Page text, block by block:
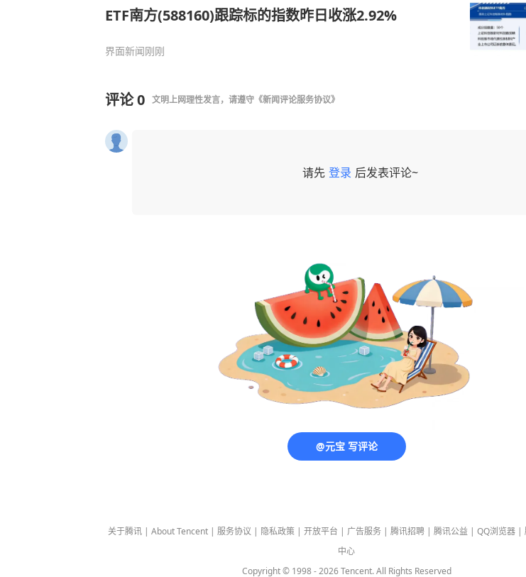
ETF南方(588160)跟踪标的指数昨日收涨2.92%
界面新闻刚刚
评论0 文明上网理性发言，请遵守 《新闻评论服务协议》
请先 登录 后发表评论~
@元宝 写评论
关于腾讯 | About Tencent | 服务协议 | 隐私政策 | 开放平台 | 广告服务 | 腾讯招聘 | 腾讯公益 | QQ浏览器 |
中心
Copyright © 1998 -2026Tencent. All Rights Reserved